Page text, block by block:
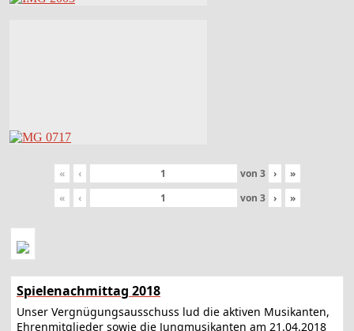
« ‹ von 3 ›
»
«
‹ von 3 › »
Spielenachmittag 2018
Unser Vergnügungsausschuss lud die aktiven Musikanten,
Ehrenmitglieder sowie die Jungmusikanten am 21.04.2018